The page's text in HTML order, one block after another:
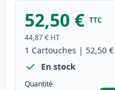
52,50 € TTC
44,87 € HT
1 Cartouches | 52,50 €
En stock
Quantité